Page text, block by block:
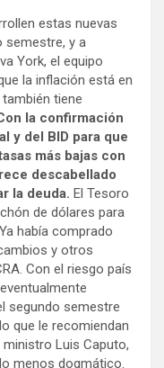
estas nuevas
semestre, y a
York, el equipo
la inflación está en
tiene
la confirmación
y del BID para que
más bajas con
descabellado
la deuda. El Tesoro
de dólares para
había comprado
y otros
Con el riesgo país
segundo semestre
que le recomiendan
Luis Caputo,
menos dogmático.